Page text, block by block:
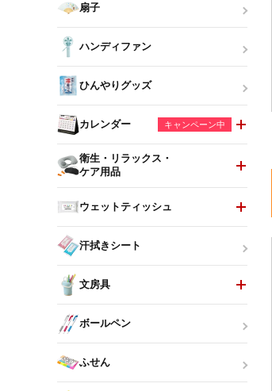
扇子
ハンディファン
ひんやりグッズ
カレンダー キャンペーン中
衛生・リラックス・
ケア用品
ウェットティッシュ
汗拭きシート
文房具
ボールペン
ふせん